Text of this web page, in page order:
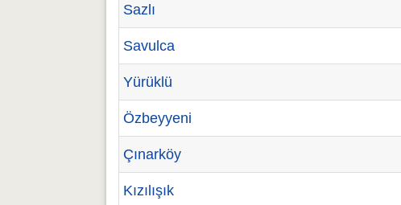
Sazlı
Savulca
Yürüklü
Özbeyyeni
Çınarköy
Kızılışık